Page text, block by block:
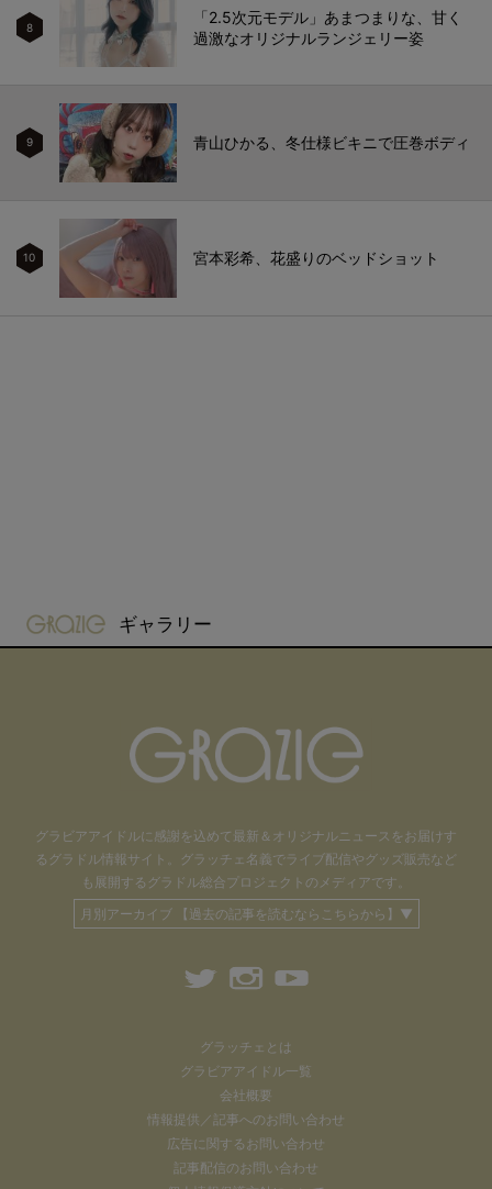
8
「2.5次元モデル」あまつまりな、甘く
過激なオリジナルランジェリー姿
9 青山ひかる、冬仕様ビキニで圧巻ボディ
10 宮本彩希、花盛りのベッドショット
gravure-grazie
ギャラリー
グラビアアイドルに感謝を込めて 最新＆オリジナルニュースをお届けす
るグラドル情報サイト。
グラッチェ名義でライブ配信や グッズ販売など
も 展開するグラドル総合プロジェクトのメディアです。
月別アーカイブ 【過去の記事を読むならこちらから】▼
グラッチェとは
グラビアアイドル一覧
会社概要
情報提供／記事へのお問い合わせ
広告に関するお問い合わせ
記事配信のお問い合わせ